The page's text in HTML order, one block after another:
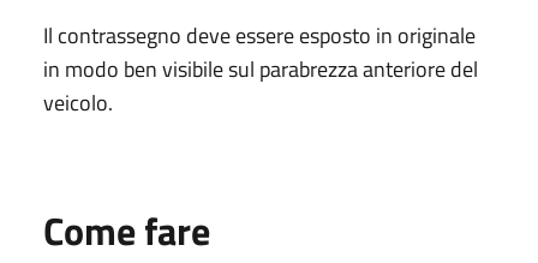
Il contrassegno deve essere esposto in originale
in modo ben visibile sul parabrezza anteriore del
veicolo.
Come fare